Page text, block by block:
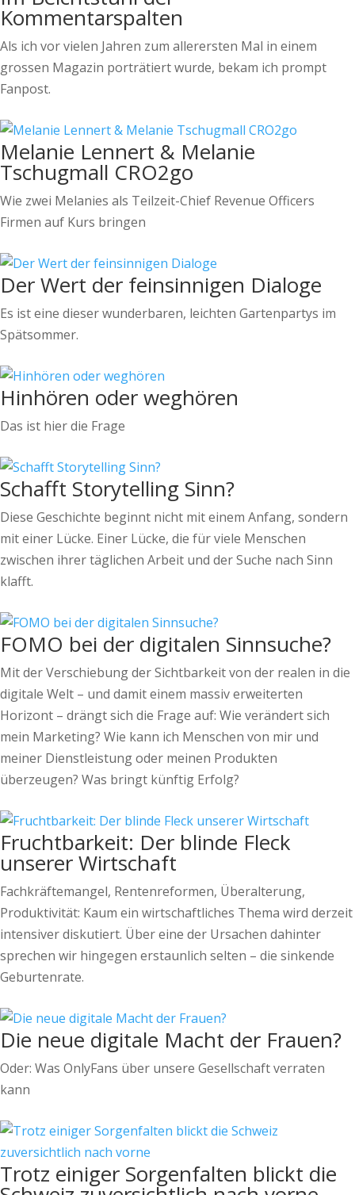
Kommentarspalten
Als ich vor vielen Jahren zum allerersten Mal in einem
grossen Magazin porträtiert wurde, bekam ich prompt
Fanpost.
Melanie Lennert & Melanie
Tschugmall CRO2go
Wie zwei Melanies als Teilzeit-Chief Revenue Officers
Firmen auf Kurs bringen
Der Wert der feinsinnigen Dialoge
Es ist eine dieser wunderbaren, leichten Gartenpartys im
Spätsommer.
Hinhören oder weghören
Das ist hier die Frage
Schafft Storytelling Sinn?
Diese Geschichte beginnt nicht mit einem Anfang, sondern
mit einer Lücke. Einer Lücke, die für viele Menschen
zwischen ihrer täglichen Arbeit und der Suche nach Sinn
klafft.
FOMO bei der digitalen Sinnsuche?
Mit der Verschiebung der Sichtbarkeit von der realen in die
digitale Welt – und damit einem massiv erweiterten
Horizont – drängt sich die Frage auf: Wie verändert sich
mein Marketing? Wie kann ich Menschen von mir und
meiner Dienstleistung oder meinen Produkten
überzeugen? Was bringt künftig Erfolg?
Fruchtbarkeit: Der blinde Fleck
unserer Wirtschaft
Fachkräftemangel, Rentenreformen, Überalterung,
Produktivität: Kaum ein wirtschaftliches Thema wird derzeit
intensiver diskutiert. Über eine der Ursachen dahinter
sprechen wir hingegen erstaunlich selten – die sinkende
Geburtenrate.
Die neue digitale Macht der Frauen?
Oder: Was OnlyFans über unsere Gesellschaft verraten
kann
Trotz einiger Sorgenfalten blickt die